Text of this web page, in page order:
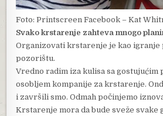
Foto: Printscreen Facebook – Kat
Svako krstarenje zahteva mnogo
Organizovati krstarenje je kao
pozorištu.
Vredno radim iza kulisa sa gostujućim
osobljem kompanije za krstarenje.
i završili smo. Odmah počinjemo
Krstarenje mora da bude sveže svake